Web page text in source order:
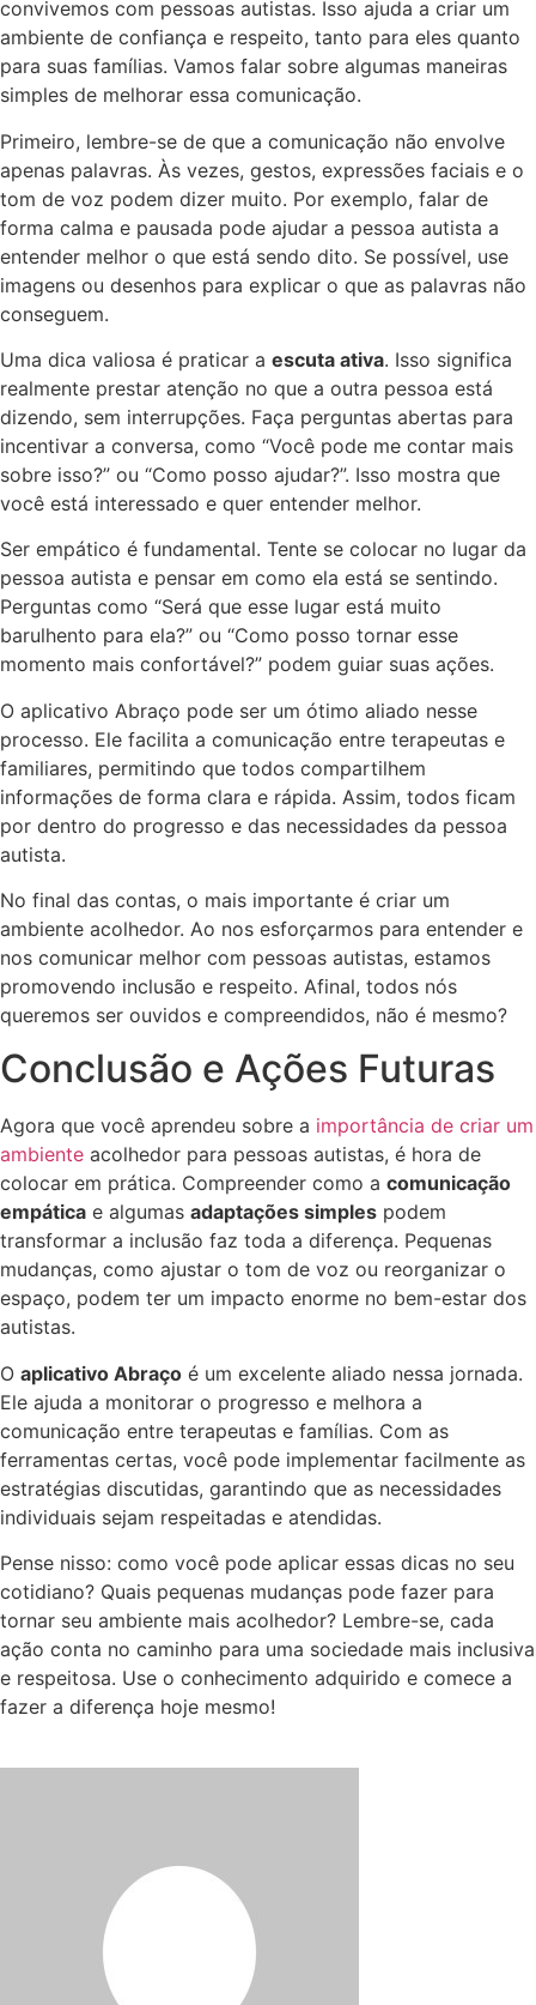
convivemos com pessoas autistas. Isso ajuda a criar um
ambiente de confiança e respeito, tanto para eles quanto
para suas famílias. Vamos falar sobre algumas maneiras
simples de melhorar essa comunicação.
Primeiro, lembre-se de que a comunicação não envolve
apenas palavras. Às vezes, gestos, expressões faciais e o
tom de voz podem dizer muito. Por exemplo, falar de
forma calma e pausada pode ajudar a pessoa autista a
entender melhor o que está sendo dito. Se possível, use
imagens ou desenhos para explicar o que as palavras não
conseguem.
Uma dica valiosa é praticar a escuta ativa. Isso significa
realmente prestar atenção no que a outra pessoa está
dizendo, sem interrupções. Faça perguntas abertas para
incentivar a conversa, como “Você pode me contar mais
sobre isso?” ou “Como posso ajudar?”. Isso mostra que
você está interessado e quer entender melhor.
Ser empático é fundamental. Tente se colocar no lugar da
pessoa autista e pensar em como ela está se sentindo.
Perguntas como “Será que esse lugar está muito
barulhento para ela?” ou “Como posso tornar esse
momento mais confortável?” podem guiar suas ações.
O aplicativo Abraço pode ser um ótimo aliado nesse
processo. Ele facilita a comunicação entre terapeutas e
familiares, permitindo que todos compartilhem
informações de forma clara e rápida. Assim, todos ficam
por dentro do progresso e das necessidades da pessoa
autista.
No final das contas, o mais importante é criar um
ambiente acolhedor. Ao nos esforçarmos para entender e
nos comunicar melhor com pessoas autistas, estamos
promovendo inclusão e respeito. Afinal, todos nós
queremos ser ouvidos e compreendidos, não é mesmo?
Conclusão e Ações Futuras
Agora que você aprendeu sobre a importância de criar um
ambiente acolhedor para pessoas autistas, é hora de
colocar em prática. Compreender como a comunicação
empática e algumas adaptações simples podem
transformar a inclusão faz toda a diferença. Pequenas
mudanças, como ajustar o tom de voz ou reorganizar o
espaço, podem ter um impacto enorme no bem-estar dos
autistas.
O aplicativo Abraço é um excelente aliado nessa jornada.
Ele ajuda a monitorar o progresso e melhora a
comunicação entre terapeutas e famílias. Com as
ferramentas certas, você pode implementar facilmente as
estratégias discutidas, garantindo que as necessidades
individuais sejam respeitadas e atendidas.
Pense nisso: como você pode aplicar essas dicas no seu
cotidiano? Quais pequenas mudanças pode fazer para
tornar seu ambiente mais acolhedor? Lembre-se, cada
ação conta no caminho para uma sociedade mais inclusiva
e respeitosa. Use o conhecimento adquirido e comece a
fazer a diferença hoje mesmo!